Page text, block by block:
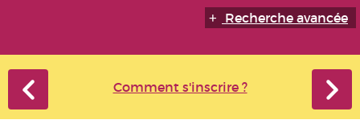
Recherche avancée
Comment s'inscrire ?